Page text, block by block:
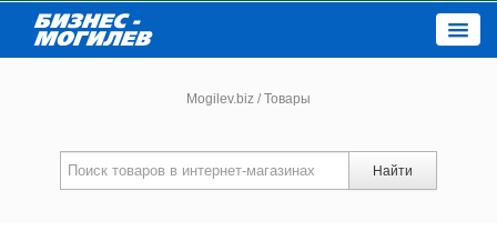
Новости компаний
Mogilev.biz /Товары
Найти